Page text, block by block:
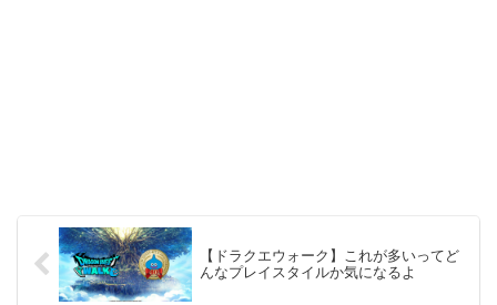
【ドラクエウォーク】これが多いってど
んなプレイスタイルか気になるよ